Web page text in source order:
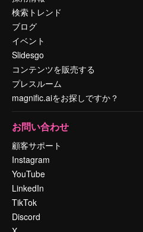
検索トレンド
ブログ
イベント
Slidesgo
コンテンツを販売する
プレスルーム
magnific.aiをお探しですか？
お問い合わせ
顧客サポート
Instagram
YouTube
LinkedIn
TikTok
Discord